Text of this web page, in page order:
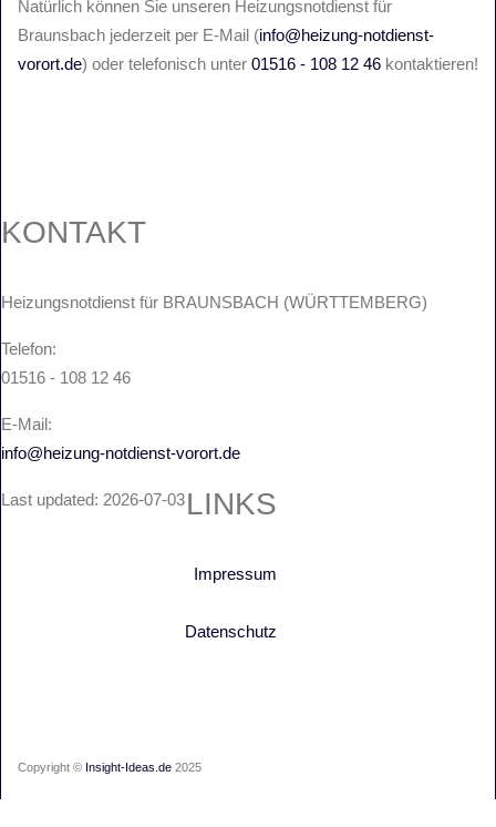
Natürlich können Sie unseren Heizungsnotdienst für
Braunsbach jederzeit per E-Mail (info@heizung-notdienst-
vorort.de) oder telefonisch unter 01516 - 108 12 46 kontaktieren!
KONTAKT
Heizungsnotdienst für BRAUNSBACH (WÜRTTEMBERG)
Telefon:
01516 - 108 12 46
E-Mail:
info@heizung-notdienst-vorort.de
Last updated: 2026-07-03LINKS
Impressum
Datenschutz
Copyright © Insight-Ideas.de 2025